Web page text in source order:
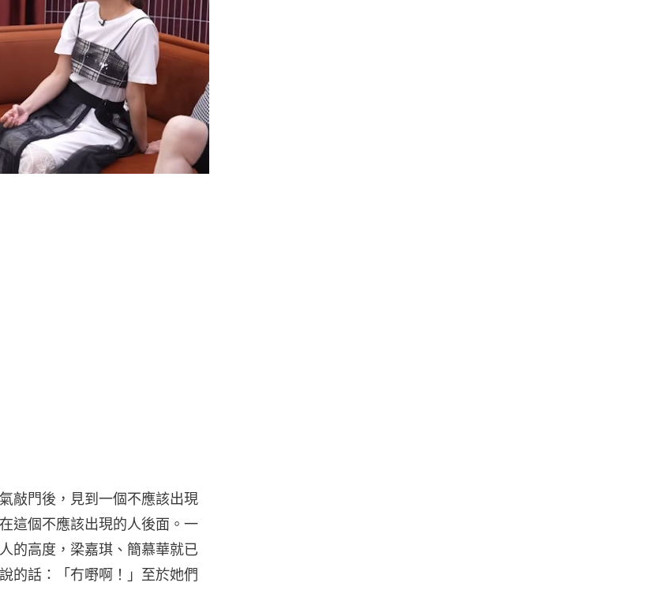
敲門後，見到一個不應該出現
這個不應該出現的人後面。一
的高度，梁嘉琪、簡慕華就已
的話：「冇嘢啊！」至於她們